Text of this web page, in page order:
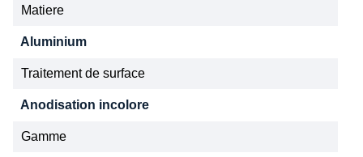
Matiere
Aluminium
Traitement de surface
Anodisation incolore
Gamme